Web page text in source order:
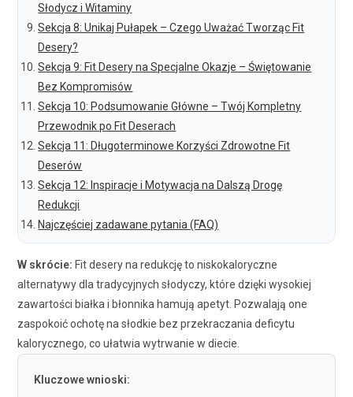
Słodycz i Witaminy
Sekcja 8: Unikaj Pułapek – Czego Uważać Tworząc Fit
Desery?
Sekcja 9: Fit Desery na Specjalne Okazje – Świętowanie
Bez Kompromisów
Sekcja 10: Podsumowanie Główne – Twój Kompletny
Przewodnik po Fit Deserach
Sekcja 11: Długoterminowe Korzyści Zdrowotne Fit
Deserów
Sekcja 12: Inspiracje i Motywacja na Dalszą Drogę
Redukcji
Najczęściej zadawane pytania (FAQ)
W skrócie: Fit desery na redukcję to niskokaloryczne
alternatywy dla tradycyjnych słodyczy, które dzięki wysokiej
zawartości białka i błonnika hamują apetyt. Pozwalają one
zaspokoić ochotę na słodkie bez przekraczania deficytu
kalorycznego, co ułatwia wytrwanie w diecie.
Kluczowe wnioski: